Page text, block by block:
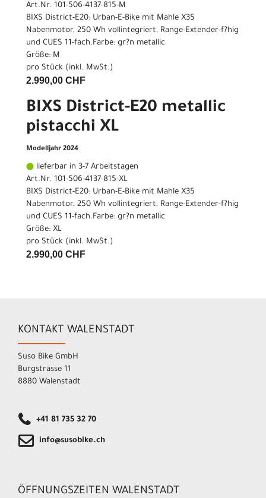
Art.Nr. 101-506-4137-815-M
BIXS District-E20: Urban-E-Bike mit Mahle X35
Nabenmotor, 250 Wh vollintegriert, Range-Extender-f?hig
und CUES 11-fach.Farbe: gr?n metallic
Größe: M
pro Stück (inkl. MwSt.)
2.990,00 CHF
BIXS District-E20 metallic
pistacchi XL
Modelljahr 2024
lieferbar in 3-7 Arbeitstagen
Art.Nr. 101-506-4137-815-XL
BIXS District-E20: Urban-E-Bike mit Mahle X35
Nabenmotor, 250 Wh vollintegriert, Range-Extender-f?hig
und CUES 11-fach.Farbe: gr?n metallic
Größe: XL
pro Stück (inkl. MwSt.)
2.990,00 CHF
KONTAKT WALENSTADT
Suso Bike GmbH
Burgstrasse 11
8880 Walenstadt
+41 81 735 32 70
info@susobike.ch
ÖFFNUNGSZEITEN WALENSTADT